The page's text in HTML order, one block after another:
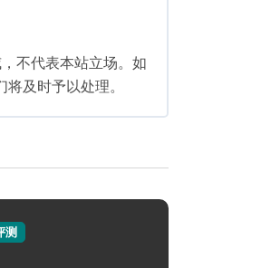
不代表本站立场。如
及时予以处理。
测